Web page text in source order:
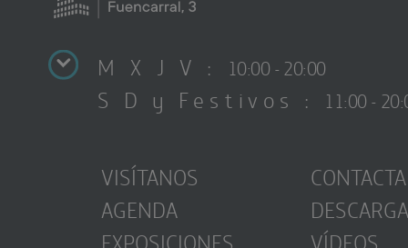
M X J V : 10:00 - 20:00
S D y Festivos : 11:00 -
VISÍTANOS
AGENDA
EXPOSICIONES
CONTACTA
VÍDEOS